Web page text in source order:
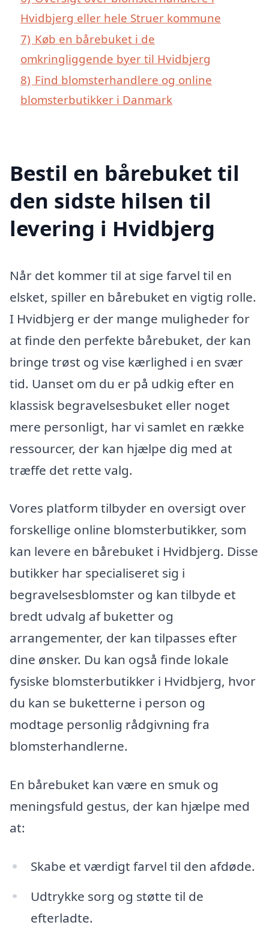
Hvidbjerg eller hele Struer kommune
7) Køb en bårebuket i de
omkringliggende byer til Hvidbjerg
8) Find blomsterhandlere og online
blomsterbutikker i Danmark
Bestil en bårebuket til
den sidste hilsen til
levering i Hvidbjerg
Når det kommer til at sige farvel til en
elsket, spiller en bårebuket en vigtig rolle.
I Hvidbjerg er der mange muligheder for
at finde den perfekte bårebuket, der kan
bringe trøst og vise kærlighed i en svær
tid. Uanset om du er på udkig efter en
klassisk begravelsesbuket eller noget
mere personligt, har vi samlet en række
ressourcer, der kan hjælpe dig med at
træffe det rette valg.
Vores platform tilbyder en oversigt over
forskellige online blomsterbutikker, som
kan levere en bårebuket i Hvidbjerg. Disse
butikker har specialiseret sig i
begravelsesblomster og kan tilbyde et
bredt udvalg af buketter og
arrangementer, der kan tilpasses efter
dine ønsker. Du kan også finde lokale
fysiske blomsterbutikker i Hvidbjerg, hvor
du kan se buketterne i person og
modtage personlig rådgivning fra
blomsterhandlerne.
En bårebuket kan være en smuk og
meningsfuld gestus, der kan hjælpe med
at:
Skabe et værdigt farvel til den afdøde.
Udtrykke sorg og støtte til de
efterladte.